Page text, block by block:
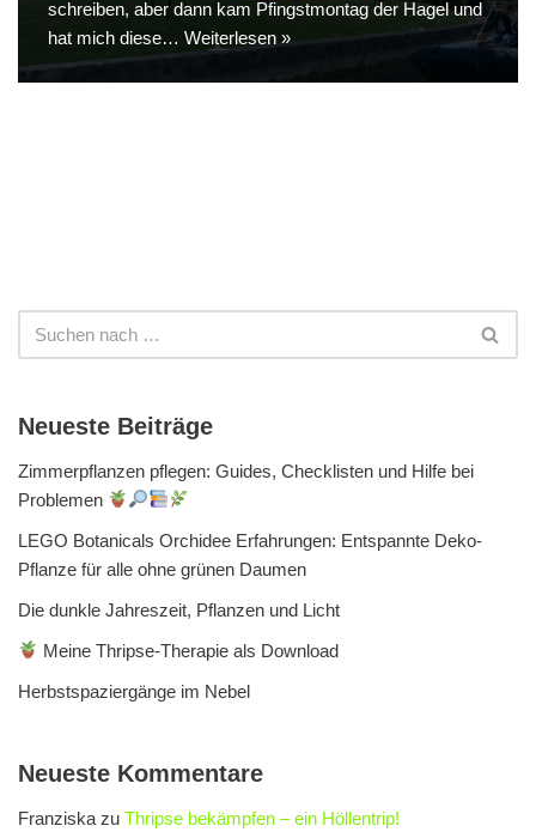
schreiben, aber dann kam Pfingstmontag der Hagel und
hat mich diese… Weiterlesen »
Neueste Beiträge
Zimmerpflanzen pflegen: Guides, Checklisten und Hilfe bei
Problemen
LEGO Botanicals Orchidee Erfahrungen: Entspannte Deko-
Pflanze für alle ohne grünen Daumen
Die dunkle Jahreszeit, Pflanzen und Licht
Meine Thripse-Therapie als Download
Herbstspaziergänge im Nebel
Neueste Kommentare
Franziska zu Thripse bekämpfen – ein Höllentrip!